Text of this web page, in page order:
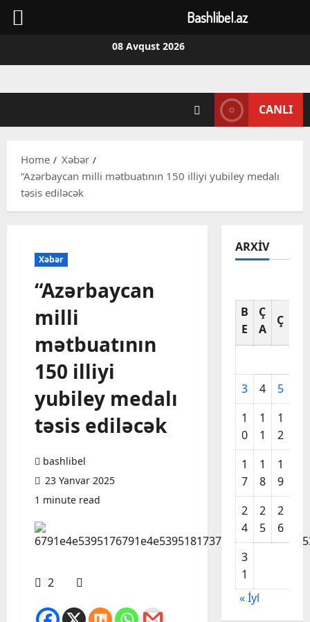
08 Avqust 2026
CANLI
Home
Xəbər
“Azərbaycan milli mətbuatının 150 illiyi yubiley medalı
təsis ediləcək
Xəbər
“Azərbaycan
milli
mətbuatının
150 illiyi
yubiley medalı
təsis ediləcək
bashlibel
23 Yanvar 2025
1 minute read
2
ARXIV
B
E
Ç
A
Ç
3 4 5
1
0
1
1
1
2
1
7
1
8
1
9
2
4
2
5
2
6
3
1
« İyl
Bashlibel.az